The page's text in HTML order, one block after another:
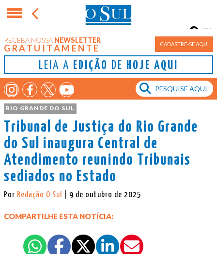
RECEBA NOSSA NEWSLETTER
GRATUITAMENTE CADASTRE-SE AQUI
LEIA A EDIÇÃO DE HOJE AQUI
Porto Alegre
7°
RIO GRANDE DO SUL
Tribunal de Justiça do Rio Grande
do Sul inaugura Central de
Atendimento reunindo Tribunais
sediados no Estado
Por Redação O Sul | 9 de outubro de 2025
COMPARTILHE ESTA NOTÍCIA: